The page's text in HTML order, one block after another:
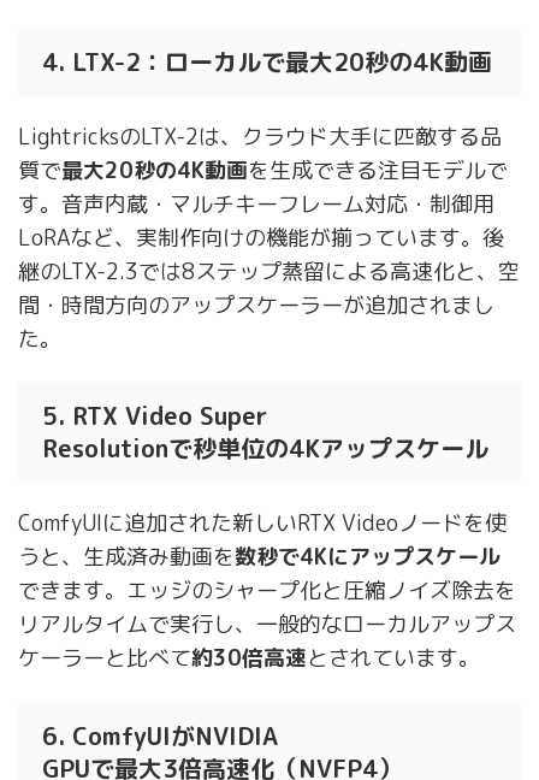
4. LTX-2：ローカルで最大20秒の4K動画
LightricksのLTX-2は、クラウド大手に匹敵する品
質で最大20秒の4K動画を生成できる注目モデルで
す。音声内蔵・マルチキーフレーム対応・制御用
LoRAなど、実制作向けの機能が揃っています。後
継のLTX-2.3では8ステップ蒸留による高速化と、空
間・時間方向のアップスケーラーが追加されまし
た。
5. RTX Video Super
Resolutionで秒単位の4Kアップスケール
ComfyUIに追加された新しいRTX Videoノードを使
うと、生成済み動画を数秒で4Kにアップスケール
できます。エッジのシャープ化と圧縮ノイズ除去を
リアルタイムで実行し、一般的なローカルアップス
ケーラーと比べて約30倍高速とされています。
6. ComfyUIがNVIDIA
GPUで最大3倍高速化（NVFP4）